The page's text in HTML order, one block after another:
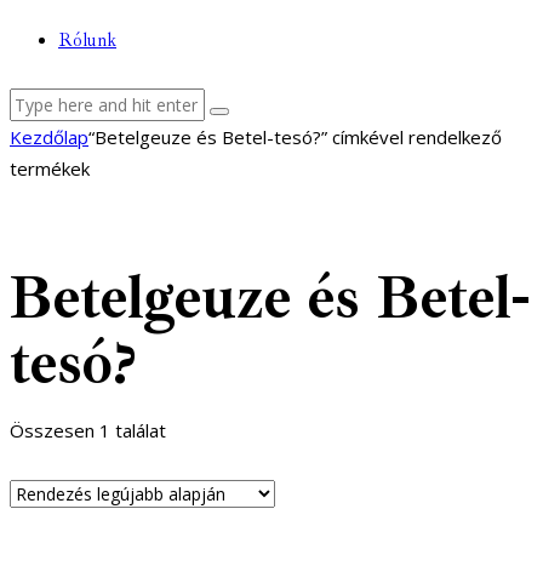
Rólunk
facebook-
1
youtube-
1
email
Kezdőlap“Betelgeuze és Betel-tesó?” címkével rendelkező
termékek
Betelgeuze és Betel-
tesó?
Összesen 1 találat